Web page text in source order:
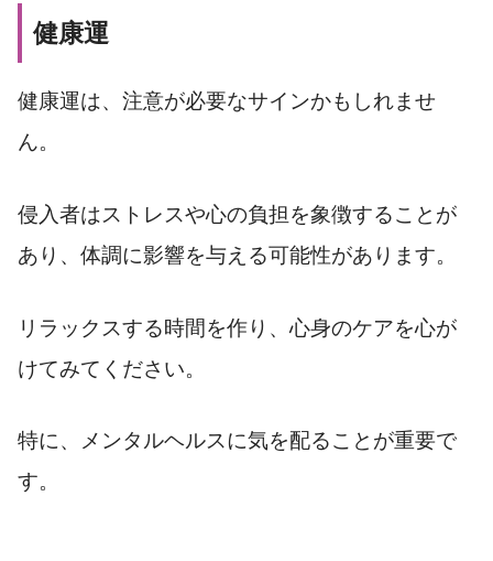
健康運
健康運は、注意が必要なサインかもしれませ
ん。
侵入者はストレスや心の負担を象徴することが
あり、体調に影響を与える可能性があります。
リラックスする時間を作り、心身のケアを心が
けてみてください。
特に、メンタルヘルスに気を配ることが重要で
す。